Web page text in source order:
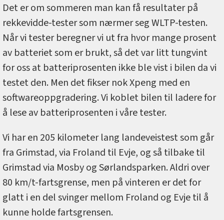
Det er om sommeren man kan få resultater på
rekkevidde-tester som nærmer seg WLTP-testen.
Når vi tester beregner vi ut fra hvor mange prosent
av batteriet som er brukt, så det var litt tungvint
for oss at batteriprosenten ikke ble vist i bilen da vi
testet den. Men det fikser nok Xpeng med en
softwareoppgradering. Vi koblet bilen til ladere for
å lese av batteriprosenten i våre tester.
Vi har en 205 kilometer lang landeveistest som går
fra Grimstad, via Froland til Evje, og så tilbake til
Grimstad via Mosby og Sørlandsparken. Aldri over
80 km/t-fartsgrense, men på vinteren er det for
glatt i en del svinger mellom Froland og Evje til å
kunne holde fartsgrensen.